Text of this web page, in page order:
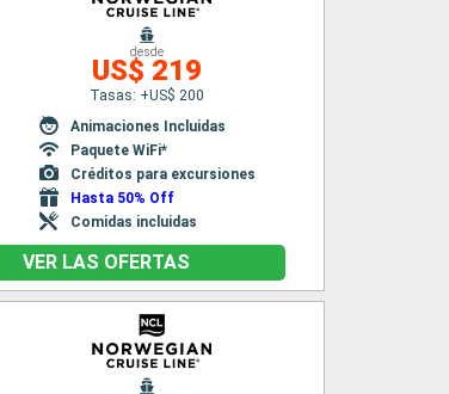
desde
US$ 219
Tasas: +US$ 200
Animaciones Incluidas
Paquete WiFi*
Créditos para excursiones
Hasta 50% Off
Comidas incluidas
VER LAS OFERTAS